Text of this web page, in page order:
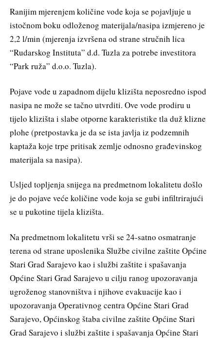
Ranijim mjerenjem količine vode koja se pojavljuje u
istočnom boku odloženog materijala/nasipa izmjereno je
2,2 l/min (mjerenja izvršena od strane stručnih lica
“Rudarskog Instituta” d.d. Tuzla za potrebe investitora
“Park ruža” d.o.o. Tuzla).
Pojave vode u zapadnom dijelu klizišta neposredno ispod
nasipa ne može se tačno utvrditi. Ove vode prodiru u
tijelo klizišta i slabe otporne karakteristike tla duž klizne
plohe (pretpostavka je da se ista javlja iz podzemnih
kaptaža koje trpe pritisak zemlje odnosno građevinskog
materijala sa nasipa).
Usljed topljenja snijega na predmetnom lokalitetu došlo
je do pojave veće količine vode koja se gubi infiltrirajući
se u pukotine tijela klizišta.
Na predmetnom lokalitetu vrši se 24-satno osmatranje
terena od strane uposlenika Službe civilne zaštite Općine
Stari Grad Sarajevo kao i službi zaštite i spašavanja
Općine Stari Grad Sarajevo u cilju ranog upozoravanja
ugroženog stanovništva i njihove evakuacije kao i
upozoravanja Operativnog centra Općine Stari Grad
Sarajevo, Općinskog štaba civilne zaštite Općine Stari
Grad Sarajevo i službi zaštite i spašavanja Općine Stari